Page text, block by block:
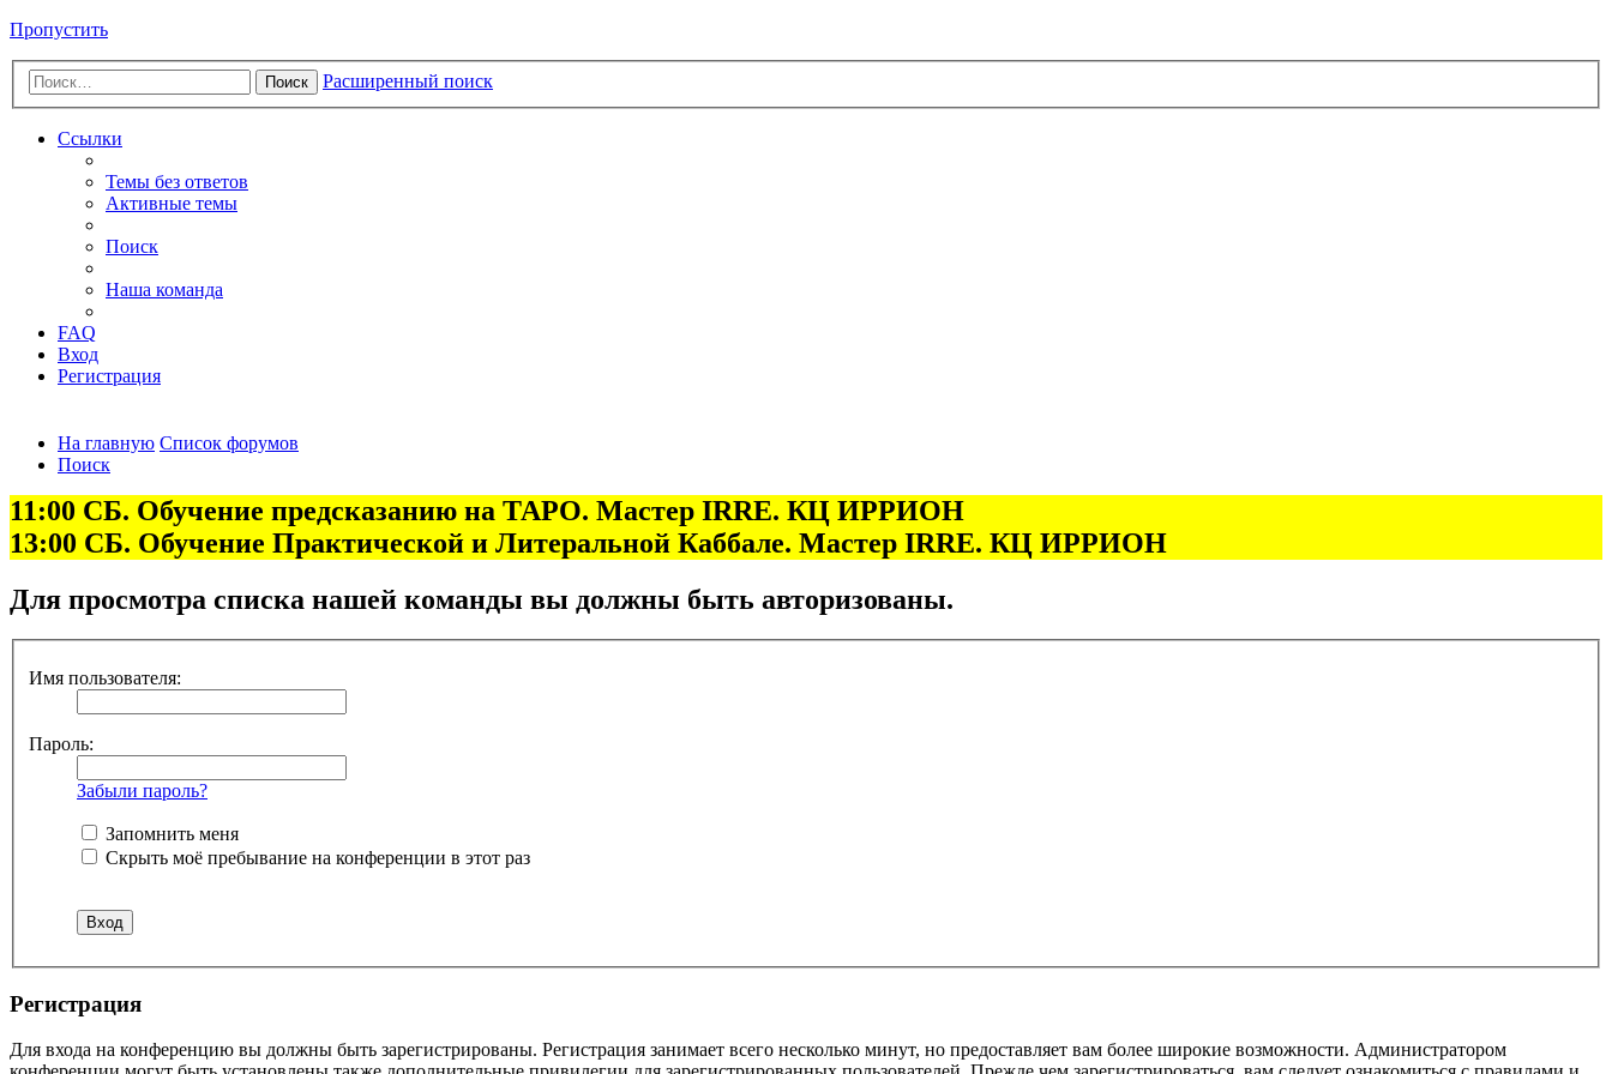
Пропустить
Поиск Расширенный поиск
Ссылки
Темы без ответов
Активные темы
Поиск
Наша команда
FAQ
Вход
Регистрация
На главную Список форумов
Поиск
11:00 СБ. Обучение предсказанию на ТАРО. Мастер IRRE. КЦ ИРРИОН
13:00 СБ. Обучение Практической и Литеральной Каббале. Мастер IRRE. КЦ ИРРИОН
Для просмотра списка нашей команды вы должны быть авторизованы.
Имя пользователя:
Пароль:
Забыли пароль?
Запомнить меня
Скрыть моё пребывание на конференции в этот раз
Регистрация
Для входа на конференцию вы должны быть зарегистрированы. Регистрация занимает всего несколько минут, но предоставляет вам более широкие возможности. Администратором